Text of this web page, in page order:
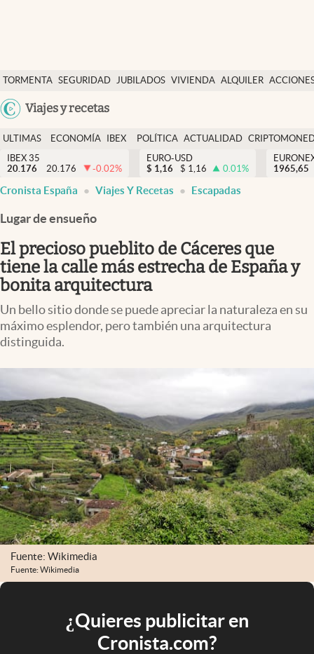
TORMENTA SEGURIDAD JUBILADOS VIVIENDA ALQUILER
USA
Viajes y recetas
Economía y finanzas
Política
Actualidad
Criptomonedas
España
ULTIMAS
NOTICIAS
ECONOMÍA
FINANZAS
IBEX
EURO
POLÍTICA ACTUALIDAD
IBEX 35
20.176
20.176 -0.02%
EURO-USD
$ 1,16 $ 1,16 0.01%
1965,65
Cronista España Viajes Y Recetas Escapadas
Lugar de ensueño
El precioso pueblito de Cáceres que
tiene la calle más estrecha de España y
bonita arquitectura
Un bello sitio donde se puede apreciar la naturaleza en su
máximo esplendor, pero también una arquitectura
distinguida.
Fuente: Wikimedia
Fuente: Wikimedia
¿Quieres publicitar en
Cronista.com?